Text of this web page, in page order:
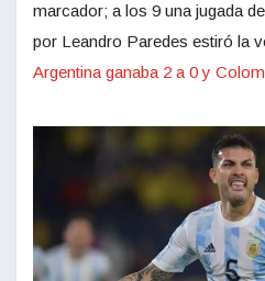
marcador; a los 9 una jugada
por Leandro Paredes estiró la
Argentina ganaba 2 a 0 y